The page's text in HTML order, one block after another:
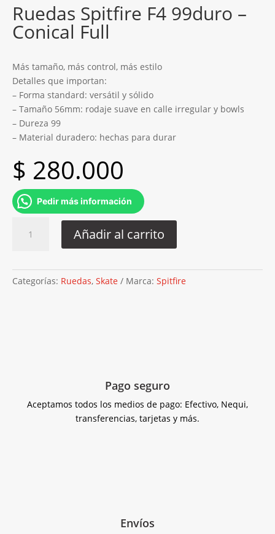
Ruedas Spitfire F4 99duro –
Conical Full
Más tamaño, más control, más estilo
Detalles que importan:
– Forma standard: versátil y sólido
– Tamaño 56mm: rodaje suave en calle irregular y bowls
– Dureza 99
– Material duradero: hechas para durar
$ 280.000
Pedir más información
Spitfire
-
Añadir al carrito
Categorías: Ruedas, Skate Marca: Spitfire
Pago seguro
Aceptamos todos los medios de pago: Efectivo, Nequi,
transferencias, tarjetas y más.
Envíos